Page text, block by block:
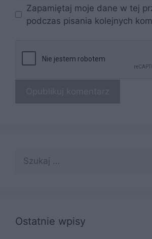
Zapamiętaj moje dane w tej
podczas pisania kolejnych
Ostatnie wpisy